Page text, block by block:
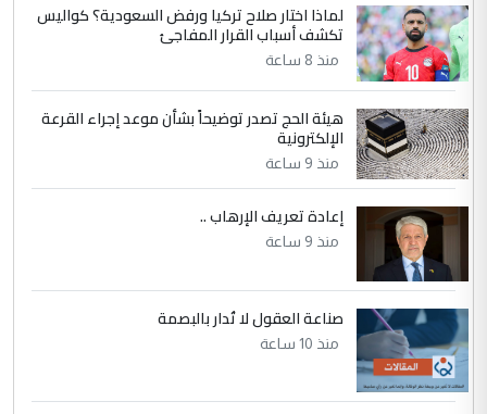
5 عبد الأمير جاسم هليل
التعليق : نحن اباء الطلاب الأوائل على العراق
نتشرف بلقاء السيد احمد الصافي في العتبات
الموضوع :
مكتب السيد احمد الصافي : لا يوجود
لدينا اي حساب على الفيس بوك وتويتر
لماذا اختار صلاح تركيا ورفض السعودية؟ كواليس
تكشف أسباب القرار المفاجئ
منذ 8 ساعة
هيئة الحج تصدر توضيحاً بشأن موعد إجراء القرعة
الإلكترونية
منذ 9 ساعة
إعادة تعريف الإرهاب ..
منذ 9 ساعة
صناعة العقول لا تُدار بالبصمة
منذ 10 ساعة